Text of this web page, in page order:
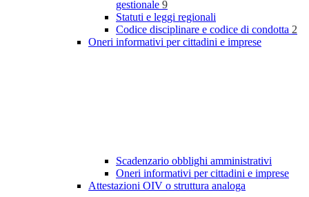
gestionale 9
Statuti e leggi regionali
Codice disciplinare e codice di condotta 2
Oneri informativi per cittadini e imprese
Scadenzario obblighi amministrativi
Oneri informativi per cittadini e imprese
Attestazioni OIV o struttura analoga